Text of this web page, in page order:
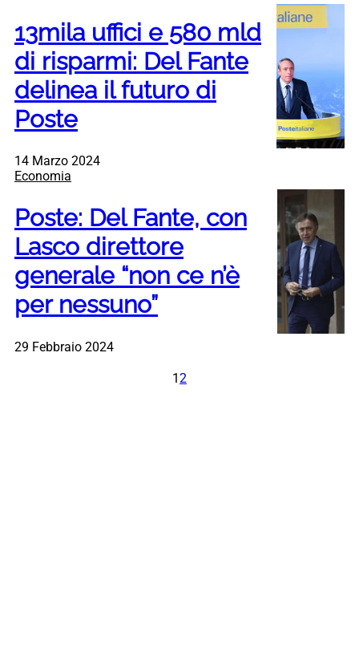
13mila uffici e 580 mld
di risparmi: Del Fante
delinea il futuro di
Poste
14 Marzo 2024
Economia
Poste: Del Fante, con
Lasco direttore
generale “non ce n’è
per nessuno”
29 Febbraio 2024
1 2